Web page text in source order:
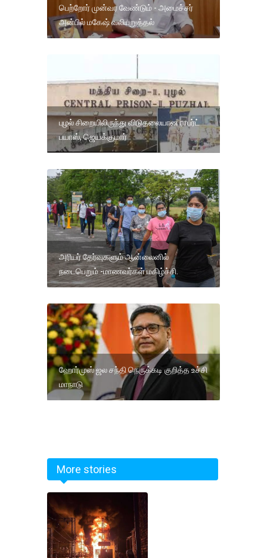
பெற்றோர் முன்வர வேண்டும் - அமைச்சர்
அன்பில் மகேஷ் வலியுறுத்தல்
புழல் சிறையிலிருந்து விடுதலையான ராபர்ட்
பயாஸ், ஜெயக்குமார்
அரியர் தேர்வுகளும் ஆன்லைனில்
நடைபெறும் -மாணவர்கள் மகிழ்ச்சி.
ஹோர்முஸ் ஜல சந்தி நெருக்கடி குறித்த உச்சி
மாநாடு
More stories